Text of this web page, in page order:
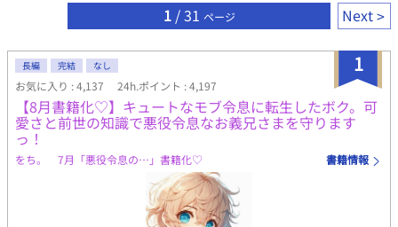
1/ 31 ページ Next
1
長編 完結 なし
お気に入り : 4,137 24h.ポイント : 4,197
【8月書籍化♡】キュートなモブ令息に転生したボク。可
愛さと前世の知識で悪役令息なお義兄さまを守ります
っ！
をち。 7月「悪役令息の…」書籍化♡ 書籍情報